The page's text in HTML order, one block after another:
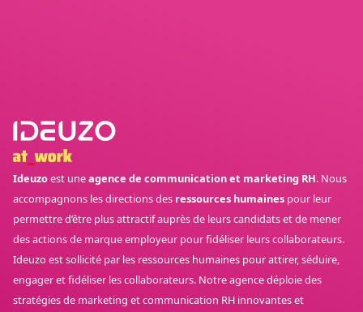
Ideuzoest uneagence de communication et marketing RH. Nous
accompagnons les directions des ressources humaines pour leur
permettre d’être plus attractif auprès de leurs candidats et de mener
des actions de marque employeur pour fidéliser leurs collaborateurs.
Ideuzo est sollicité par les ressources humaines pour attirer, séduire,
engager et fidéliser les collaborateurs. Notre agence déploie des
stratégies de marketing et communication RH innovantes et